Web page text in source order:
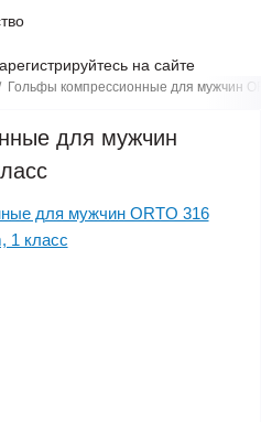
на сайте
Гольфы компрессионные для мужчин
для мужчин